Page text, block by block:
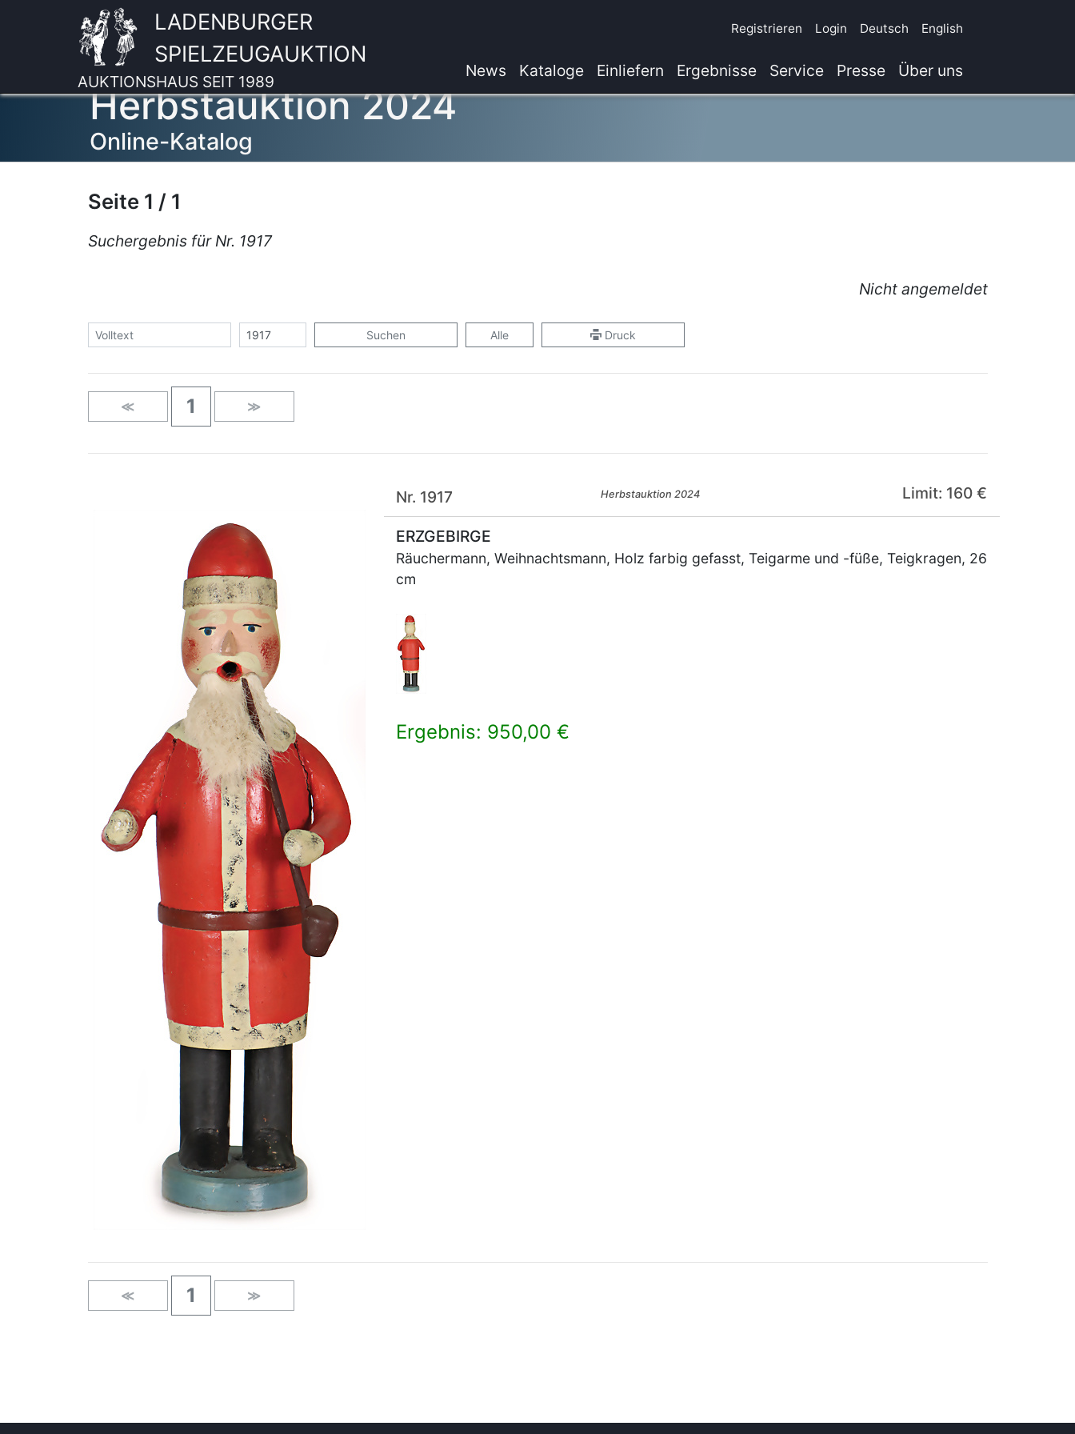
LADENBURGER
SPIELZEUGAUKTION
AUKTIONSHAUS SEIT 1989
Registrieren Login Deutsch English
News Kataloge Einliefern Ergebnisse Service Presse Über uns
Herbstauktion 2024
Online-Katalog
Seite 1 / 1
Suchergebnis für Nr. 1917
Nicht angemeldet
Suchen Alle Druck
≪ 1 ≫
Nr. 1917 Herbstauktion 2024 Limit: 160 €
ERZGEBIRGE
Räuchermann, Weihnachtsmann, Holz farbig gefasst, Teigarme und -füße, Teigkragen, 26
cm
Ergebnis: 950,00 €
≪ 1 ≫